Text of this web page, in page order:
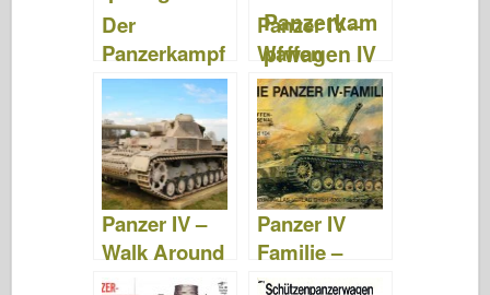
Der
Panzerkampf
wagen IV –
VANGUARD
18
Panzer IV –
Waffen
Arsenal
Special 33
Panzer IV –
Walk Around
Panzer IV
Familie –
Waffen